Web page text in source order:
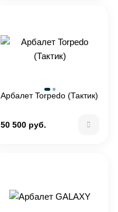
Арбалет Torpedo (Тактик)
50 500 руб.